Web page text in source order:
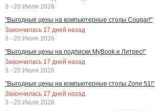
3 - 20 Июля 2026
"Выгодные цены на компьютерные столы Cougar!"
Закончилась 17 дней назад
3 - 20 Июля 2026
"Выгодные цены на подписки MyBook и Литрес!"
Закончилась 17 дней назад
3 - 20 Июля 2026
"Выгодные цены на компьютерные столы Zone 51!"
Закончилась 17 дней назад
3 - 20 Июля 2026